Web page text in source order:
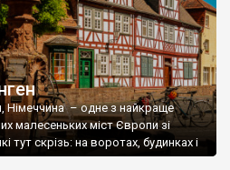
Німеччина – одне з найкраще
малесеньких міст Європи зі
тут скрізь: на воротах, будинках і